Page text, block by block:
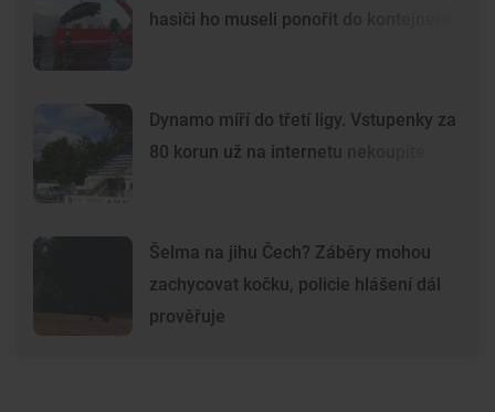
hasiči ho museli ponořit do kontejneru
Dynamo míří do třetí ligy. Vstupenky za
80 korun už na internetu nekoupíte
Šelma na jihu Čech? Záběry mohou
zachycovat kočku, policie hlášení dál
prověřuje